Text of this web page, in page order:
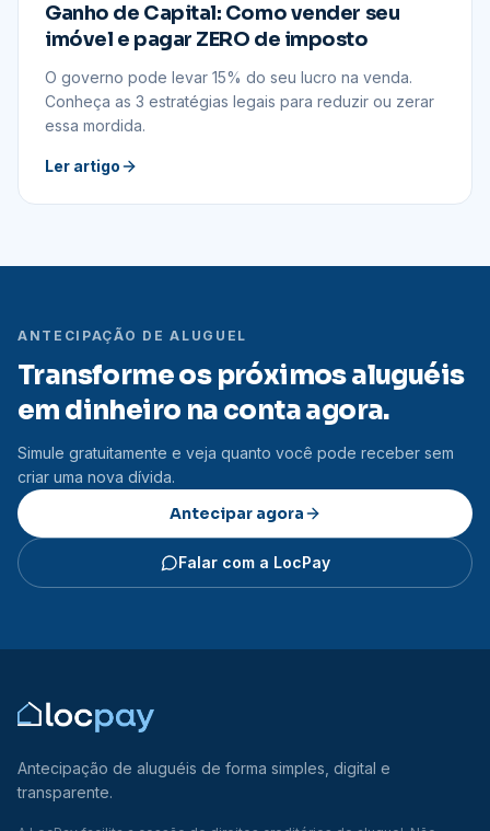
Ganho de Capital: Como vender seu
imóvel e pagar ZERO de imposto
O governo pode levar 15% do seu lucro na venda.
Conheça as 3 estratégias legais para reduzir ou zerar
essa mordida.
Ler artigo
ANTECIPAÇÃO DE ALUGUEL
Transforme os próximos aluguéis
em dinheiro na conta agora.
Simule gratuitamente e veja quanto você pode receber sem
criar uma nova dívida.
Antecipar agora
Falar com a LocPay
Antecipação de aluguéis de forma simples, digital e
transparente.